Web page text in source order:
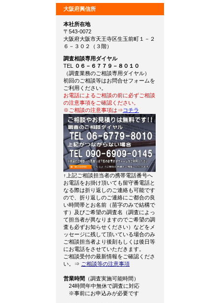
大阪府興信所
本社所在地
〒543-0072
大阪府大阪市天王寺区生玉前町１－２
６－３０２（３階）
調査相談専用ダイヤル
TEL
０６－６７７９－８０１０
（調査業務のご相談専用ダイヤル）
初回のご相談等はお問合せフォームを
ご利用ください。
お電話によるご相談の前に必ずご相談
の注意事項をご確認ください。
※ご相談の注意事項は⇒ コチラ
↑上記ご相談担当者の携帯電話番号へ
お電話をお掛け頂いても留守番電話と
なる際は折り返しのご連絡も可能です
ので、折り返しのご連絡にご都合の良
い時間帯とお名前（苗字のみで結構で
す）及びご希望の調査名（調査によっ
て担当者が異なりますのでご希望の調
査も必ずお知らせください）などをメ
ッセージに残して頂いている場合のみ
ご相談担当者より後刻もしくは後日等
にお電話をさせていただきます。
ご相談受付の最新情報をご確認くださ
い。⇒ ご相談等の注意事項
営業時間 （調査実施可能時間）
24時間年中無休で調査に対応
※事前にお申込みが必要です